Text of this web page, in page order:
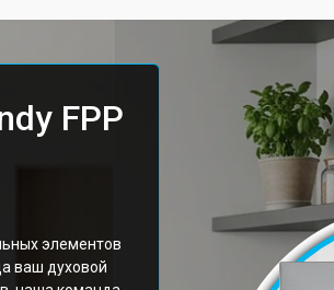
FPP
элементов
ваш духовой